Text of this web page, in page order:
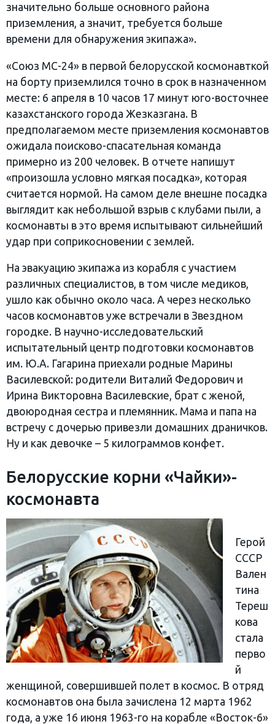
значительно больше основного района
приземления, а значит, требуется больше
времени для обнаружения экипажа».
«Союз МС-24» в первой белорусской космонавткой
на борту приземлился точно в срок в назначенном
месте: 6 апреля в 10 часов 17 минут юго-восточнее
казахстанского города Жезказгана. В
предполагаемом месте приземления космонавтов
ожидала поисково-спасательная команда
примерно из 200 человек. В отчете напишут
«произошла условно мягкая посадка», которая
считается нормой. На самом деле внешне посадка
выглядит как небольшой взрыв с клубами пыли, а
космонавты в это время испытывают сильнейший
удар при соприкосновении с землей.
На эвакуацию экипажа из корабля с участием
различных специалистов, в том числе медиков,
ушло как обычно около часа. А через несколько
часов космонавтов уже встречали в Звездном
городке. В научно-исследовательский
испытательный центр подготовки космонавтов
им. Ю.А. Гагарина приехали родные Марины
Василевской: родители Виталий Федорович и
Ирина Викторовна Василевские, брат с женой,
двоюродная сестра и племянник. Мама и папа на
встречу с дочерью привезли домашних драничков.
Ну и как девочке – 5 килограммов конфет.
Белорусские корни «Чайки»-
космонавта
Герой
СССР
Вален
тина
Тереш
кова
стала
перво
й
женщиной, совершившей полет в космос. В отряд
космонавтов она была зачислена 12 марта 1962
года, а уже 16 июня 1963-го на корабле «Восток-6»